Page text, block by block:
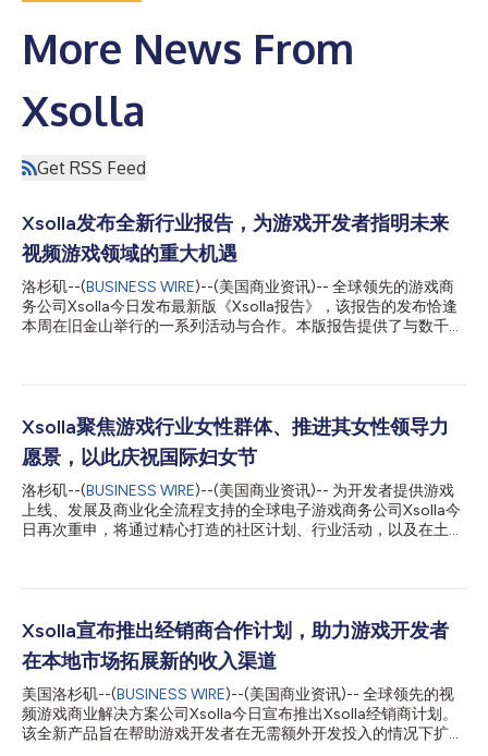
More News From
Xsolla
Get RSS Feed
Xsolla发布全新行业报告，为游戏开发者指明未来
视频游戏领域的重大机遇
洛杉矶--(BUSINESS WIRE)--(美国商业资讯)-- 全球领先的游戏商
务公司Xsolla今日发布最新版《Xsolla报告》，该报告的发布恰逢
本周在旧金山举行的一系列活动与合作。本版报告提供了与数千家
略、拥抱直接面向玩家的商务模式、进军高增长全球市场并利用AI
的业务。 Xsolla总裁Chris Hewish表示：“游戏开发的经济模式已
经并将在未来持续演变。预算不断扩大，玩家获取成本飙升，传统
发行模式承受的压力日益加剧。我们已经来到一个临界点，旧有假
设不再成立，及早认清这一转变的领导者将获得巨大优势。”
Xsolla首席营销与增长官Berkley Egenes表示：“在多项监管政策调
整后，游戏行业围绕直接面向消费者模式的讨论已发生根本性改
变。这一起初用于收入多元化的战术手段，现已演变为工作室在未
Xsolla聚焦游戏行业女性群体、推进其女性领导力
愿景，以此庆祝国际妇女节
洛杉矶--(BUSINESS WIRE)--(美国商业资讯)-- 为开发者提供游戏
上线、发展及商业化全流程支持的全球电子游戏商务公司Xsolla今
日再次重申，将通过精心打造的社区计划、行业活动，以及在土耳
业在新兴及高增长市场不断拓展，Xsolla始终专注于赋能全球开发
负责人、发行商及创业者能够获得更多曝光度、人脉和机会。 通
过一系列针对性的行业聚会和社区主导的交流活动，Xsolla积极为
游戏行业女性领导力相关话题的探讨搭建平台。Xsolla最近在迪拜
举办了专属活动，汇聚了中东及周边市场的女性创始人和高级主
管。中东和北非游戏市场正持续高速扩张，预计2030年市场收入
将达95.7亿美元，此次活动为行业人士提供了开放交流、知识共享
的平台，也围绕工作室如何实现区域及全球规模化发展展开了深入
Xsolla宣布推出经销商合作计划，助力游戏开发者
在本地市场拓展新的收入渠道
美国洛杉矶--(BUSINESS WIRE)--(美国商业资讯)-- 全球领先的视
频游戏商业解决方案公司Xsolla今日宣布推出Xsolla经销商计划。
该全新产品旨在帮助游戏开发者在无需额外开发投入的情况下扩大